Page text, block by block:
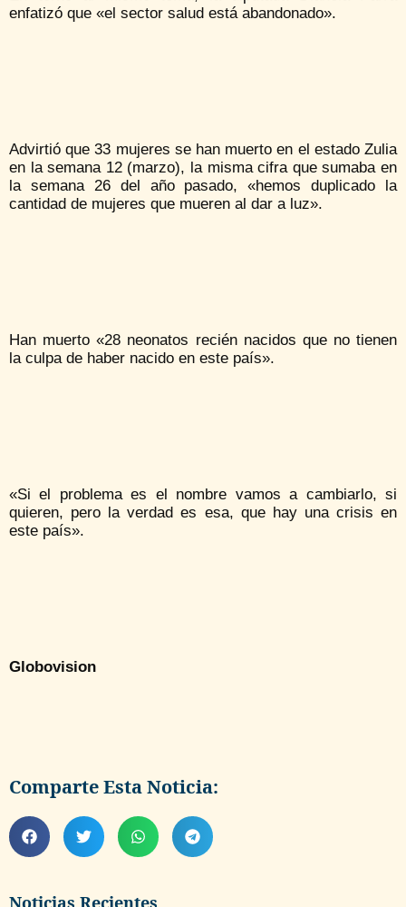
Noticias Recientes
enfatizó que «el sector salud está abandonado».
Advirtió que 33 mujeres se han muerto en el estado Zulia
en la semana 12 (marzo), la misma cifra que sumaba en
la semana 26 del año pasado, «hemos duplicado la
cantidad de mujeres que mueren al dar a luz».
Han muerto «28 neonatos recién nacidos que no tienen
la culpa de haber nacido en este país».
«Si el problema es el nombre vamos a cambiarlo, si
quieren, pero la verdad es esa, que hay una crisis en
este país».
Globovision
Comparte Esta Noticia: